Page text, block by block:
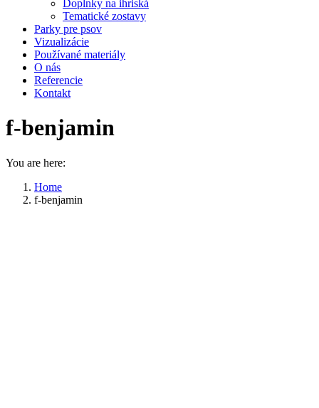
Doplnky na ihriská
Tematické zostavy
Parky pre psov
Vizualizácie
Používané materiály
O nás
Referencie
Kontakt
f-benjamin
You are here:
Home
f-benjamin